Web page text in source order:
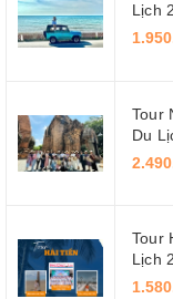
Lịch
Tour
Du
Tour
Lịch